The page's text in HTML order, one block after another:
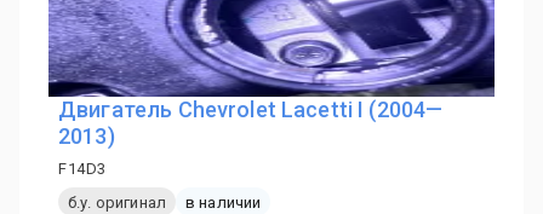
Двигатель Chevrolet Lacetti I (2004—
2013)
F14D3
б.у. оригинал
в наличии